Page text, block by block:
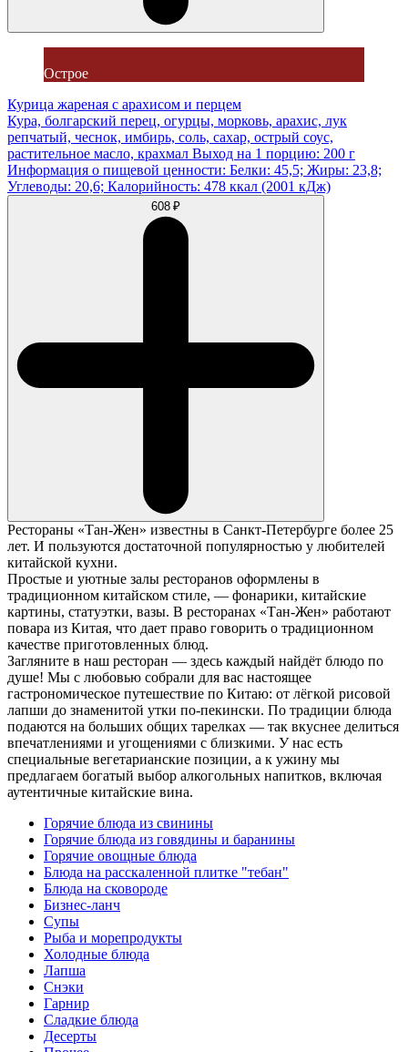
Острое
Курица жареная с арахисом и перцем
Кура, болгарский перец, огурцы, морковь, арахис, лук
репчатый, чеснок, имбирь, соль, сахар, острый соус,
растительное масло, крахмал Выход на 1 порцию: 200 г
Информация о пищевой ценности: Белки: 45,5; Жиры: 23,8;
Углеводы: 20,6; Калорийность: 478 ккал (2001 кДж)
608 ₽
Рестораны «Тан-Жен» известны в Санкт-Петербурге более 25
лет. И пользуются достаточной популярностью у любителей
китайской кухни.
Простые и уютные залы ресторанов оформлены в
традиционном китайском стиле, — фонарики, китайские
картины, статуэтки, вазы. В ресторанах «Тан-Жен» работают
повара из Китая, что дает право говорить о традиционном
качестве приготовленных блюд.
Загляните в наш ресторан — здесь каждый найдёт блюдо по
душе! Мы с любовью собрали для вас настоящее
гастрономическое путешествие по Китаю: от лёгкой рисовой
лапши до знаменитой утки по‑пекински. По традиции блюда
подаются на больших общих тарелках — так вкуснее делиться
впечатлениями и угощениями с близкими. У нас есть
специальные вегетарианские позиции, а к ужину мы
предлагаем богатый выбор алкогольных напитков, включая
аутентичные китайские вина.
Горячие блюда из свинины
Горячие блюда из говядины и баранины
Горячие овощные блюда
Блюда на расскаленной плитке "тебан"
Блюда на сковороде
Бизнес-ланч
Супы
Рыба и морепродукты
Холодные блюда
Лапша
Снэки
Гарнир
Сладкие блюда
Десерты